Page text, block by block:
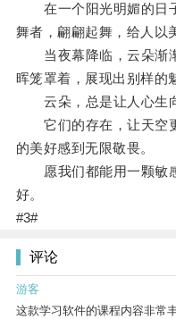
在一个阳光明媚的日子
舞者，翩翩起舞，给人以
当夜幕降临，云朵渐渐
晖笼罩着，展现出别样的
云朵，总是让人心生向
它们的存在，让天空更
的美好感到无限敬畏。
愿我们都能用一颗敏感
好。
#3#
评论
游客
这款学习软件的课程内容非常